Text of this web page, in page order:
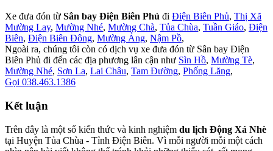
Xe đưa đón từ Sân bay Điện Biên Phủ đi Điện Biên Phủ, Thị Xã
Mường Lay, Mường Nhé, Mường Chà, Tủa Chùa, Tuần Giáo, Điện
Biên, Điện Biên Đông, Mường Ảng, Nậm Pồ,
Ngoài ra, chúng tôi còn có dịch vụ xe đưa đón từ Sân bay Điện
Biên Phủ đi đến các địa phương lân cận như Sìn Hồ, Mường Tè,
Mường Nhé, Sơn La, Lai Châu, Tam Đường, Phống Lăng,
Gọi 038.463.1386
Kết luận
Trên đây là một số kiến thức và kinh nghiệm du lịch Động Xá Nhè
tại Huyện Tủa Chùa - Tỉnh Điện Biên. Vì mỗi người mỗi một cách